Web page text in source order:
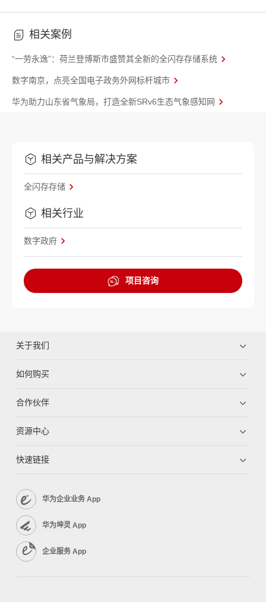
相关案例
“一劳永逸”：荷兰登博斯市盛赞其全新的全闪存存储系统
数字南京，点亮全国电子政务外网标杆城市
华为助力山东省气象局，打造全新SRv6生态气象感知网
相关产品与解决方案
全闪存存储
相关行业
数字政府
项目咨询
关于我们
如何购买
合作伙伴
资源中心
快速链接
华为企业业务 App
华为坤灵 App
企业服务 App